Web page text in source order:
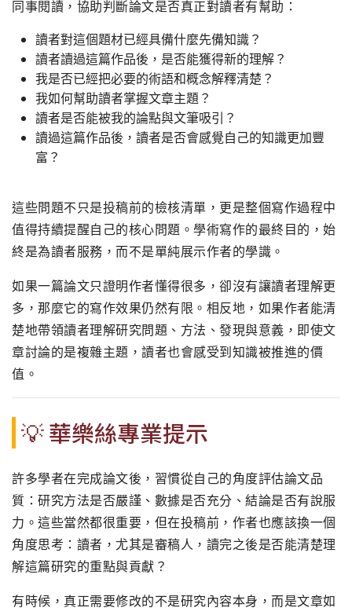
同事閱讀，協助判斷論文是否真正對讀者有幫助：
讀者對這個題材已經具備什麼先備知識？
讀者讀過這篇作品後，是否能獲得新的理解？
我是否已經把必要的術語和概念解釋清楚？
我如何幫助讀者掌握文章主題？
讀者是否能被我的論點與文筆吸引？
讀過這篇作品後，讀者是否會感覺自己的知識更加豐
富？
這些問題不只是投稿前的檢核清單，更是整個寫作過程中
值得持續提醒自己的核心問題。學術寫作的最終目的，始
終是為讀者服務，而不是單純展示作者的學識。
如果一篇論文只證明作者懂得很多，卻沒有讓讀者理解更
多，那麼它的寫作效果仍然有限。相反地，如果作者能清
楚地帶領讀者理解研究問題、方法、發現與意義，即使文
章討論的是複雜主題，讀者也會感受到知識被推進的價
值。
💡 華樂絲專業提示
許多學者在完成論文後，習慣從自己的角度評估論文品
質：研究方法是否嚴謹、數據是否充分、結論是否有說服
力。這些當然都很重要，但在投稿前，作者也應該換一個
角度思考：讀者，尤其是審稿人，讀完之後是否能清楚理
解這篇研究的重點與貢獻？
有時候，真正需要修改的不是研究內容本身，而是文章如